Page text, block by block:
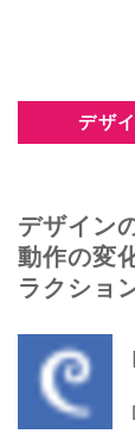
デザ
デザイン
動作の変
ラクショ